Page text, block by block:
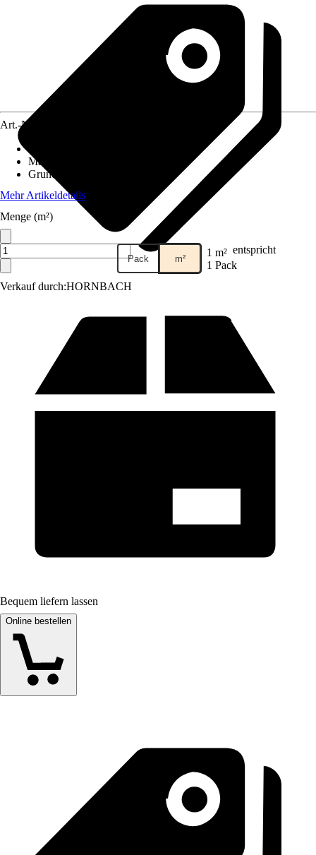
Verkauf durch:HORNBACH
Art.-Nr.
Material
Grundfarbe
Mehr Artikeldetails
Menge (m²)
Pack m² 1 m² entspricht
1 Pack
Bequem liefern lassen
Online bestellen